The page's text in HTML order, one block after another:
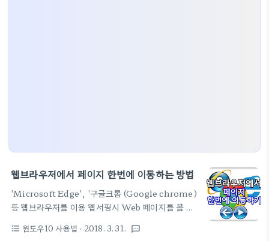
웹브라우저에서 페이지 한번에 이동하는 방법
'Microsoft Edge', '구글크롬 (Google chrome)
등 웹브라우저를 이용 웹서핑시 Web 페이지를 볼 때,
니다. 이 때 대부분 원하는 페이지가 나올때까지 웹브
format_list_bulleted 윈도우10 사용법 · 2018. 3. 31. textsms